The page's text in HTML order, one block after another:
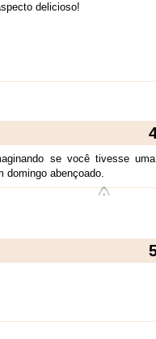
delicioso!
se você tivesse uma
abençoado.